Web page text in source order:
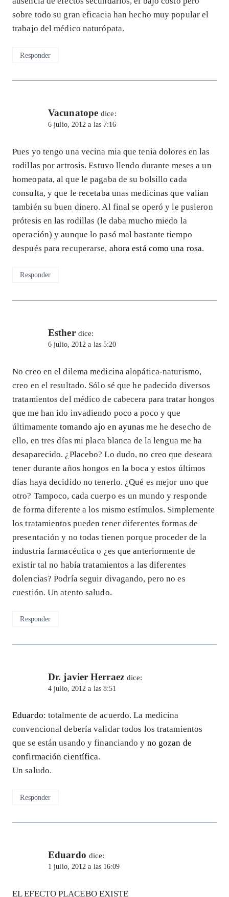
sobre todo su gran eficacia han hecho muy popular el
trabajo del médico naturópata.
Responder
Vacunatope dice:
6 julio, 2012 a las 7:16
Pues yo tengo una vecina mia que tenia dolores en las
rodillas por artrosis. Estuvo llendo durante meses a un
homeopata, al que le pagaba de su bolsillo cada
consulta, y que le recetaba unas medicinas que valian
también su buen dinero. Al final se operó y le pusieron
prótesis en las rodillas (le daba mucho miedo la
operación) y aunque lo pasó mal bastante tiempo
después para recuperarse, ahora está como una rosa.
Responder
Esther dice:
6 julio, 2012 a las 5:20
No creo en el dilema medicina alopática-naturismo,
creo en el resultado. Sólo sé que he padecido diversos
tratamientos del médico de cabecera para tratar hongos
que me han ido invadiendo poco a poco y que
últimamentetomando ajo en ayunas me he desecho de
ello, en tres días mi placa blanca de la lengua me ha
desaparecido. ¿Placebo? Lo dudo, no creo que deseara
tener durante años hongos en la boca y estos últimos
días haya decidido no tenerlo. ¿Qué es mejor uno que
otro? Tampoco, cada cuerpo es un mundo y responde
de forma diferente a los mismo estímulos. Simplemente
los tratamientos pueden tener diferentes formas de
presentación y no todas tienen porque proceder de la
industria farmacéutica o ¿es que anteriormente de
existir tal no había tratamientos a las diferentes
dolencias? Podría seguir divagando, pero no es
cuestión. Un atento saludo.
Responder
Dr. javier Herraez dice:
4 julio, 2012 a las 8:51
Eduardo: totalmente de acuerdo. La medicina
convencional debería validar todos los tratamientos
que se están usando y financiando y no gozan de
confirmación científica.
Un saludo.
Responder
Eduardo dice:
1 julio, 2012 a las 16:09
EL EFECTO PLACEBO EXISTE